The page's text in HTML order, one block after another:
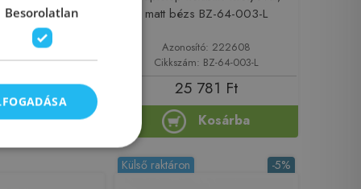
220003
JK649NK
20 900 Ft
Kosárba
matt bézs BZ-64-003-L
Azonosító: 222608
Cikkszám: BZ-64-003-L
25 781 Ft
Kosárba
-5%
Külső raktáron
Besorolatlan